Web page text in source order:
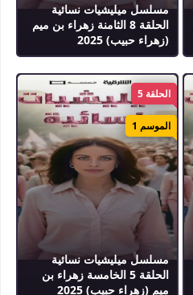
مسلسل ميليشيات نسائية
الحلقة 8 الثامنة زهراء بن ميم
(زهراء حبيب) 2025
مسلسل ميليشيات نسائية
الحلقة 5 الخامسة زهراء بن
ميم (زهراء حبيب) 2025
الحلقة 5
الموسم 1